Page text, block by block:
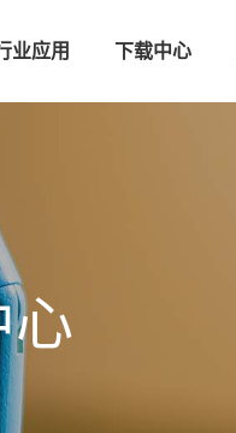
业应用 下载中心
心